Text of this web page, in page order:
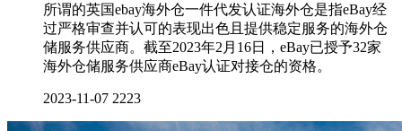
所谓的英国ebay海外仓一件代发认证海外仓是指eBay经
过严格审查并认可的表现出色且提供稳定服务的海外仓
储服务供应商。截至2023年2月16日，eBay已授予32家
海外仓储服务供应商eBay认证对接仓的资格。
2023-11-07 2223